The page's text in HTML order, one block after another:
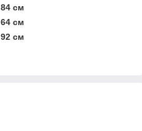
84 см
64 см
92 см